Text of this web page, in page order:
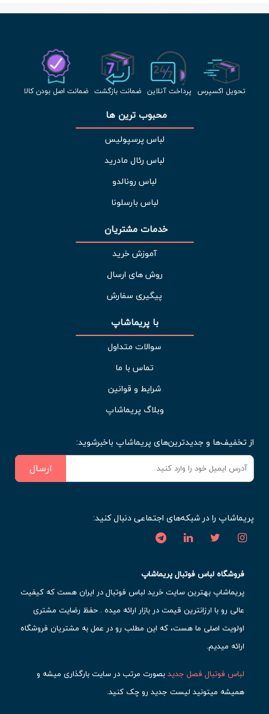
تحویل اکسپرس پرداخت آنلاین ضمانت بازگشت ضمانت اصل بودن کالا
محبوب ترین ها
لباس پرسپولیس
لباس رئال مادرید
لباس رونالدو
لباس بارسلونا
خدمات مشتریان
آموزش خرید
روش های ارسال
پیگیری سفارش
با پریماشاپ
سوالات متداول
تماس با ما
شرایط و قوانین
وبلاگ پریماشاپ
از تخفیف‌ها و جدیدترین‌های پریماشاپ باخبرشوید:
ارسال
پریماشاپ را در شبکه‌های اجتماعی دنبال کنید:
فروشگاه لباس فوتبال پریماشاپ
پریماشاپ بهترین سایت خرید لباس فوتبال در ایران هست که کیفیت
عالی رو با ارزانترین قیمت در بازار ارائه میده . حفظ رضایت مشتری
اولویت اصلی ما هست، که این مطلب رو در عمل به مشتریان فروشگاه
ارائه میدیم.
لباس فوتبال فصل جدیدبصورت مرتب در سایت بارگذاری میشه و
همیشه میتونید لیست جدید رو چک کنید.